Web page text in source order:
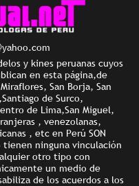
y kines peruanas cuyos
en esta página,de
San Borja, San
de Surco,
de Lima,San Miguel,
, venezolanas,
, etc en Perú SON
tienen ninguna vinculación
otro tipo con
un medio de
de los acuerdos a los